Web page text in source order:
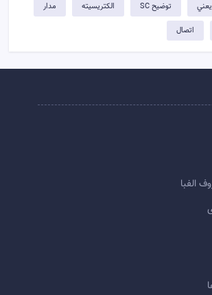
توضيح SC الکتریسیته مدار
اتصال
الفبا